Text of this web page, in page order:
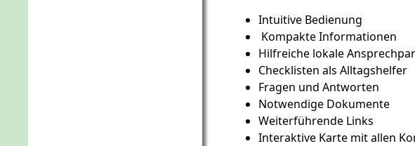
Intuitive Bedienung
Kompakte Informationen
Hilfreiche lokale
Checklisten als Alltagshelfer
Fragen und Antworten
Notwendige Dokumente
Weiterführende Links
Interaktive Karte mit allen